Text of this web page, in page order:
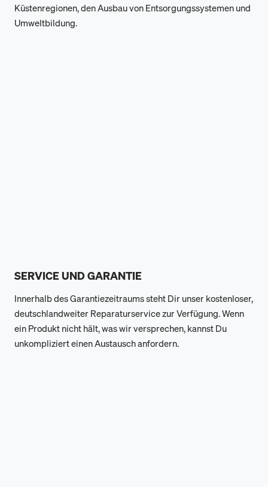
Küstenregionen, den Ausbau von Entsorgungssystemen und
Umweltbildung.
SERVICE UND GARANTIE
Innerhalb des Garantiezeitraums steht Dir unser kostenloser,
deutschlandweiter Reparaturservice zur Verfügung. Wenn
ein Produkt nicht hält, was wir versprechen, kannst Du
unkompliziert einen Austausch anfordern.